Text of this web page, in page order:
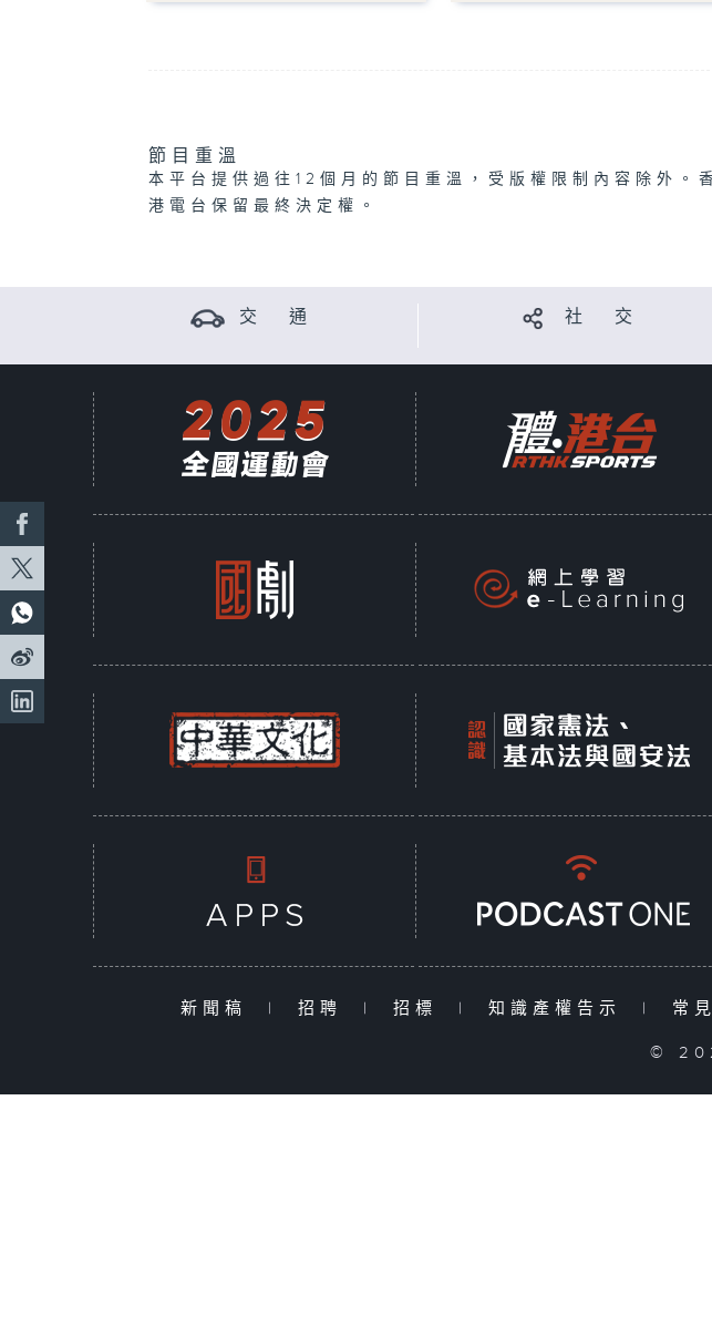
節目重溫
本平台提供過往12個月的節目重溫，受版權限制內容除外。
港電台保留最終決定權。
交 通 社 交
新聞稿 | 招聘 | 招標 | 知識產權告示 | 常
©